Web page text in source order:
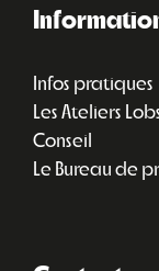
Infos pratiques
Les Ateliers
Conseil
Le Bureau de